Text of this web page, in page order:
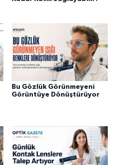
Bu Gözlük Görünmeyeni
Görüntüye Dönüştürüyor